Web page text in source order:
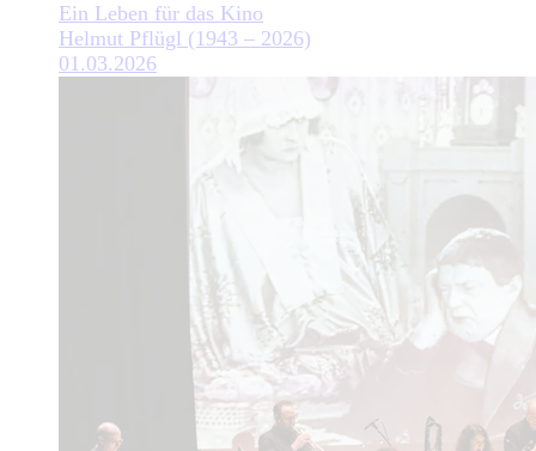
Ein Leben für das Kino
Helmut Pflügl (1943 – 2026)
01.03.2026